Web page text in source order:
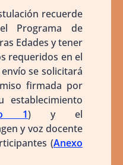
recuerde
Programa de
Edades y tener
requeridos en el
se solicitará
firmada por
1) y el
y voz docente
(Anexo